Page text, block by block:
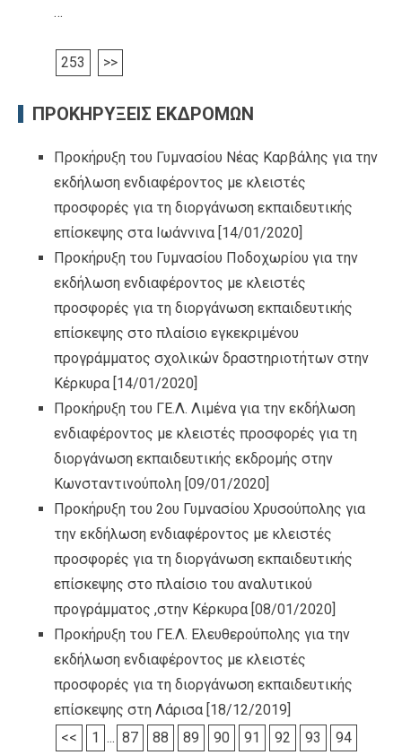
…
253 >>
ΠΡΟΚΗΡΥΞΕΙΣ ΕΚΔΡΟΜΩΝ
Προκήρυξη του Γυμνασίου Νέας Καρβάλης για την
εκδήλωση ενδιαφέροντος με κλειστές
προσφορές για τη διοργάνωση εκπαιδευτικής
επίσκεψης στα Ιωάννινα [14/01/2020]
Προκήρυξη του Γυμνασίου Ποδοχωρίου για την
εκδήλωση ενδιαφέροντος με κλειστές
προσφορές για τη διοργάνωση εκπαιδευτικής
επίσκεψης στο πλαίσιο εγκεκριμένου
προγράμματος σχολικών δραστηριοτήτων στην
Κέρκυρα [14/01/2020]
Προκήρυξη του ΓΕ.Λ. Λιμένα για την εκδήλωση
ενδιαφέροντος με κλειστές προσφορές για τη
διοργάνωση εκπαιδευτικής εκδρομής στην
Κωνσταντινούπολη [09/01/2020]
Προκήρυξη του 2ου Γυμνασίου Χρυσούπολης για
την εκδήλωση ενδιαφέροντος με κλειστές
προσφορές για τη διοργάνωση εκπαιδευτικής
επίσκεψης στο πλαίσιο του αναλυτικού
προγράμματος ,στην Κέρκυρα [08/01/2020]
Προκήρυξη του ΓΕ.Λ. Ελευθερούπολης για την
εκδήλωση ενδιαφέροντος με κλειστές
προσφορές για τη διοργάνωση εκπαιδευτικής
επίσκεψης στη Λάρισα [18/12/2019]
<<
1 ... 87 88 89 90 91 92 93
94